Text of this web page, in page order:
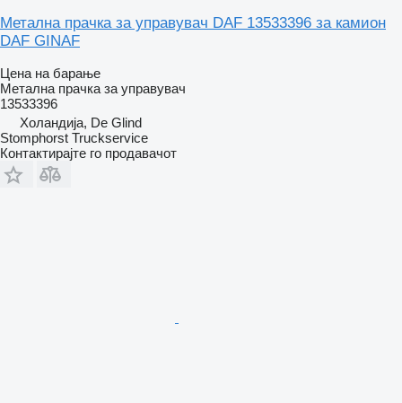
Метална прачка за управувач DAF 13533396 за камион
DAF GINAF
Цена на барање
Метална прачка за управувач
13533396
Холандија, De Glind
Stomphorst Truckservice
Контактирајте го продавачот